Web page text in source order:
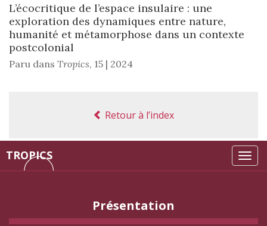
TROPICS
L’écocritique de l’espace insulaire : une
exploration des dynamiques entre nature,
humanité et métamorphose dans un contexte
postcolonial
Paru dans Tropics, 15 | 2024
Retour à l’index
Présentation